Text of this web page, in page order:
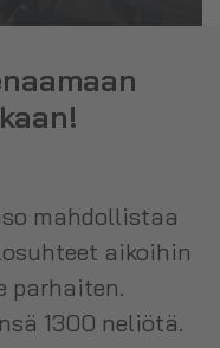
mahdollistaa
aikoihin
parhaiten.
1300 neliötä.